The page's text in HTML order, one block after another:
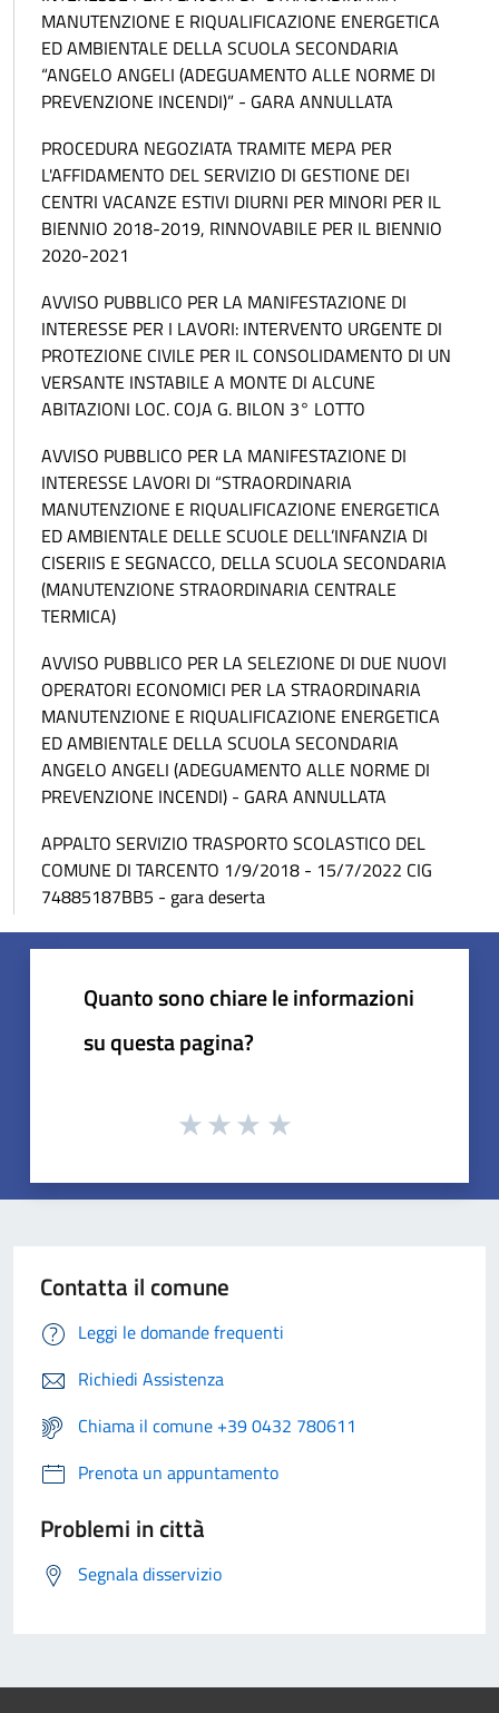
MANUTENZIONE E RIQUALIFICAZIONE ENERGETICA
ED AMBIENTALE DELLA SCUOLA SECONDARIA
“ANGELO ANGELI (ADEGUAMENTO ALLE NORME DI
PREVENZIONE INCENDI)” - GARA ANNULLATA
PROCEDURA NEGOZIATA TRAMITE MEPA PER
L'AFFIDAMENTO DEL SERVIZIO DI GESTIONE DEI
CENTRI VACANZE ESTIVI DIURNI PER MINORI PER IL
BIENNIO 2018-2019, RINNOVABILE PER IL BIENNIO
2020-2021
AVVISO PUBBLICO PER LA MANIFESTAZIONE DI
INTERESSE PER I LAVORI: INTERVENTO URGENTE DI
PROTEZIONE CIVILE PER IL CONSOLIDAMENTO DI UN
VERSANTE INSTABILE A MONTE DI ALCUNE
ABITAZIONI LOC. COJA G. BILON 3° LOTTO
AVVISO PUBBLICO PER LA MANIFESTAZIONE DI
INTERESSE LAVORI DI “STRAORDINARIA
MANUTENZIONE E RIQUALIFICAZIONE ENERGETICA
ED AMBIENTALE DELLE SCUOLE DELL’INFANZIA DI
CISERIIS E SEGNACCO, DELLA SCUOLA SECONDARIA
(MANUTENZIONE STRAORDINARIA CENTRALE
TERMICA)
AVVISO PUBBLICO PER LA SELEZIONE DI DUE NUOVI
OPERATORI ECONOMICI PER LA STRAORDINARIA
MANUTENZIONE E RIQUALIFICAZIONE ENERGETICA
ED AMBIENTALE DELLA SCUOLA SECONDARIA
ANGELO ANGELI (ADEGUAMENTO ALLE NORME DI
PREVENZIONE INCENDI) - GARA ANNULLATA
APPALTO SERVIZIO TRASPORTO SCOLASTICO DEL
COMUNE DI TARCENTO 1/9/2018 - 15/7/2022 CIG
74885187BB5 - gara deserta
Quanto sono chiare le informazioni
su questa pagina?
Contatta il comune
Leggi le domande frequenti
Richiedi Assistenza
Chiama il comune +39 0432 780611
Prenota un appuntamento
Problemi in città
Segnala disservizio